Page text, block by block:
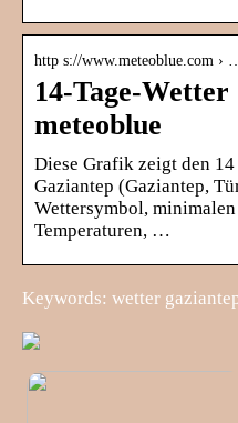
http s://www.meteoblue.com ›
14-Tage-
meteoblue
Diese Grafik zeigt den
Gaziantep (Gaziantep,
Wettersymbol,
Temperaturen, …
Keywords: wetter